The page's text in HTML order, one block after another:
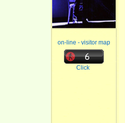
on-line - visitor map
Click